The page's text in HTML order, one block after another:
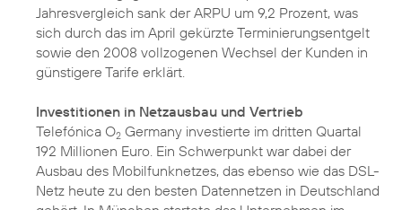
Jahresvergleich sank der ARPU um 9,2 Prozent, was
sich durch das im April gekürzte Terminierungsentgelt
sowie den 2008 vollzogenen Wechsel der Kunden in
günstigere Tarife erklärt.
Investitionen in Netzausbau und Vertrieb
Telefónica O2 Germany investierte im dritten Quartal
192 Millionen Euro. Ein Schwerpunkt war dabei der
Ausbau des Mobilfunknetzes, das ebenso wie das DSL-
Netz heute zu den besten Datennetzen in Deutschland